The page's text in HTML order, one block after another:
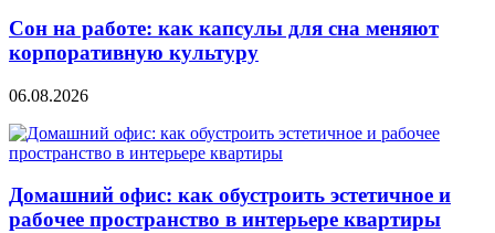
Сон на работе: как капсулы для сна меняют
корпоративную культуру
06.08.2026
Домашний офис: как обустроить эстетичное и
рабочее пространство в интерьере квартиры